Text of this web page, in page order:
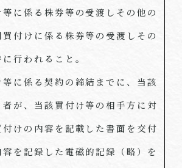
に係る株券等の受渡しその他の
付けに係る株券等の受渡しその
行われること。
に係る契約の締結までに、当該
が、当該買付け等の相手方に対
付けの内容を記載した書面を交付
容を記録した電磁的記録（略）を